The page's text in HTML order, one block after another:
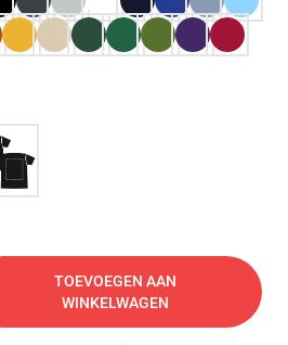
TOEVOEGEN AAN
WINKELWAGEN